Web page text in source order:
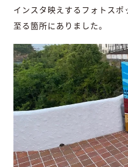
インスタ映えするフォトスポ
至る箇所にありました。